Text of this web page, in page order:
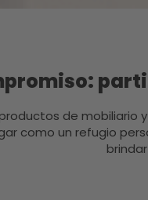
de
como un refugio